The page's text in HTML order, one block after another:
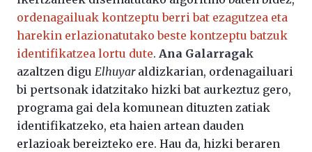
ordenagailuak kontzeptu berri bat ezagutzea eta
harekin erlazionatutako beste kontzeptu batzuk
identifikatzea lortu dute. Ana Galarragak
azaltzen digu Elhuyaraldizkarian, ordenagailuari
bi pertsonak idatzitako hizki bat aurkeztuz gero,
programa gai dela komunean dituzten zatiak
identifikatzeko, eta haien artean dauden
erlazioak bereizteko ere. Hau da, hizki beraren